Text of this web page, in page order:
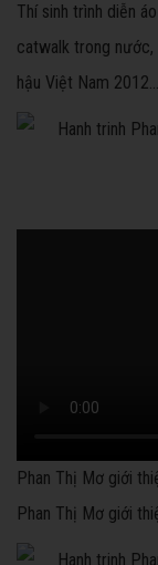
Thí sinh trình diễn
catwalk trong
hậu Việt Nam 2012...
Phan Thị Mơ giới
Phan Thị Mơ giới